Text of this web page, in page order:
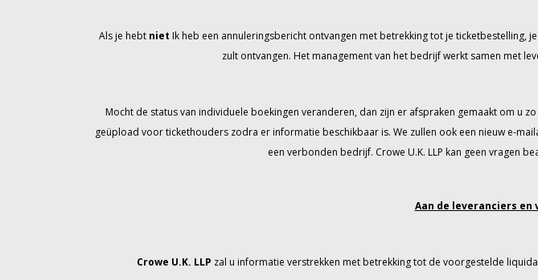
Als je hebt niet Ik heb een annuleringsbericht ontvangen met betrekking tot je
zult ontvangen. Het management van het bedrijf werkt samen met
Mocht de status van individuele boekingen veranderen, dan zijn er afspraken gemaakt om u
geüpload voor tickethouders zodra er informatie beschikbaar is. We zullen ook een nieuw e-
een verbonden bedrijf. Crowe U.K. LLP kan geen vragen
Aan de leveranciers
Crowe U.K. LLP zal u informatie verstrekken met betrekking tot de voorgestelde